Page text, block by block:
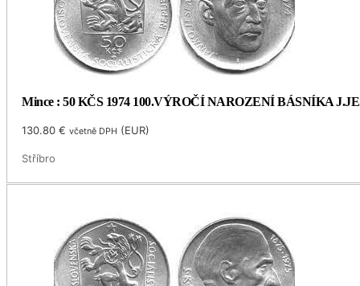
Mince : 50 KČS 1974 100.VÝROČÍ NAROZENÍ BÁSNÍKA
130.80€ včetně DPH (EUR)
Stříbro